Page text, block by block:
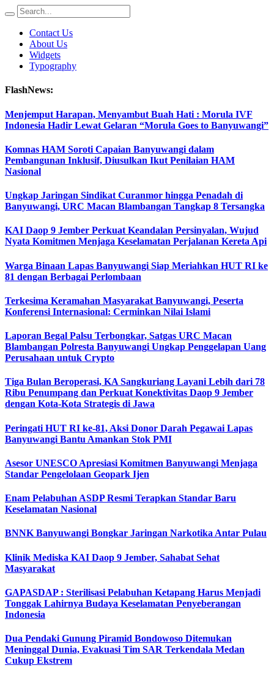
Contact Us
About Us
Widgets
Typography
FlashNews:
Menjemput Harapan, Menyambut Buah Hati : Morula IVF
Indonesia Hadir Lewat Gelaran “Morula Goes to Banyuwangi”
Komnas HAM Soroti Capaian Banyuwangi dalam
Pembangunan Inklusif, Diusulkan Ikut Penilaian HAM
Nasional
Ungkap Jaringan Sindikat Curanmor hingga Penadah di
Banyuwangi, URC Macan Blambangan Tangkap 8 Tersangka
KAI Daop 9 Jember Perkuat Keandalan Persinyalan, Wujud
Nyata Komitmen Menjaga Keselamatan Perjalanan Kereta Api
Warga Binaan Lapas Banyuwangi Siap Meriahkan HUT RI ke
81 dengan Berbagai Perlombaan
Terkesima Keramahan Masyarakat Banyuwangi, Peserta
Konferensi Internasional: Cerminkan Nilai Islami
Laporan Begal Palsu Terbongkar, Satgas URC Macan
Blambangan Polresta Banyuwangi Ungkap Penggelapan Uang
Perusahaan untuk Crypto
Tiga Bulan Beroperasi, KA Sangkuriang Layani Lebih dari 78
Ribu Penumpang dan Perkuat Konektivitas Daop 9 Jember
dengan Kota-Kota Strategis di Jawa
Peringati HUT RI ke-81, Aksi Donor Darah Pegawai Lapas
Banyuwangi Bantu Amankan Stok PMI
Asesor UNESCO Apresiasi Komitmen Banyuwangi Menjaga
Standar Pengelolaan Geopark Ijen
Enam Pelabuhan ASDP Resmi Terapkan Standar Baru
Keselamatan Nasional
BNNK Banyuwangi Bongkar Jaringan Narkotika Antar Pulau
Klinik Mediska KAI Daop 9 Jember, Sahabat Sehat
Masyarakat
GAPASDAP : Sterilisasi Pelabuhan Ketapang Harus Menjadi
Tonggak Lahirnya Budaya Keselamatan Penyeberangan
Indonesia
Dua Pendaki Gunung Piramid Bondowoso Ditemukan
Meninggal Dunia, Evakuasi Tim SAR Terkendala Medan
Cukup Ekstrem